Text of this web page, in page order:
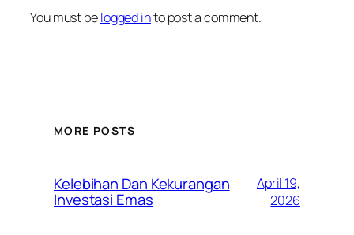
You must belogged into post a comment.
MORE POSTS
Kelebihan Dan Kekurangan
Investasi Emas
April 19,
2026